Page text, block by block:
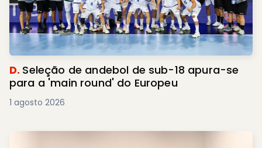
D. Seleção de andebol de sub-18 apura-se
para a 'main round' do Europeu
1 agosto 2026